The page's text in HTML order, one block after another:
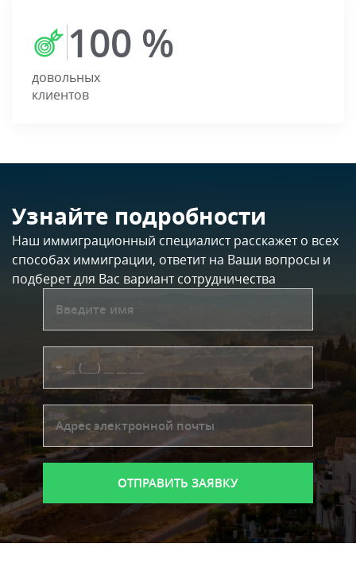
100 %
довольных
клиентов
Узнайте подробности
Наш иммиграционный специалист расскажет о всех
способах иммиграции, ответит на Ваши вопросы и
подберет для Вас вариант сотрудничества